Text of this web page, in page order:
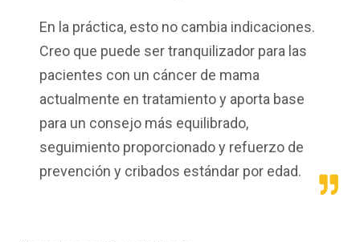
En la práctica, esto no cambia indicaciones.
Creo que puede ser tranquilizador para las
pacientes con un cáncer de mama
actualmente en tratamiento y aporta base
para un consejo más equilibrado,
seguimiento proporcionado y refuerzo de
prevención y cribados estándar por edad.